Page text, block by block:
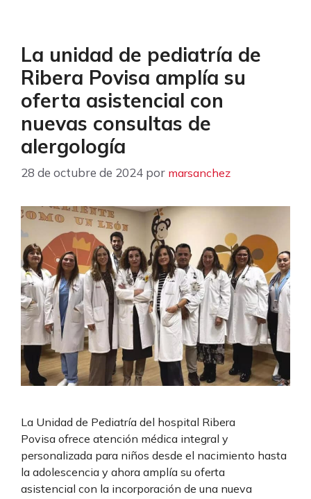
La unidad de pediatría de
Ribera Povisa amplía su
oferta asistencial con
nuevas consultas de
alergología
28 de octubre de 2024 por marsanchez
La Unidad de Pediatría del hospital Ribera
Povisa ofrece atención médica integral y
personalizada para niños desde el nacimiento hasta
la adolescencia y ahora amplía su oferta
asistencial con la incorporación de una nueva